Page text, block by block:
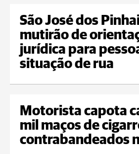
São José dos
mutirão de
jurídica para
situação de rua
Motorista capota
mil maços de
contrabandeados